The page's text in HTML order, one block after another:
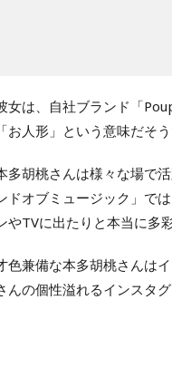
女は、自社ブランド「
お人形」という意味だそ
多胡桃さんは様々な場で
ドオブミュージック」で
やTVに出たりと本当に多
色兼備な本多胡桃さんは
んの個性溢れるインスタ